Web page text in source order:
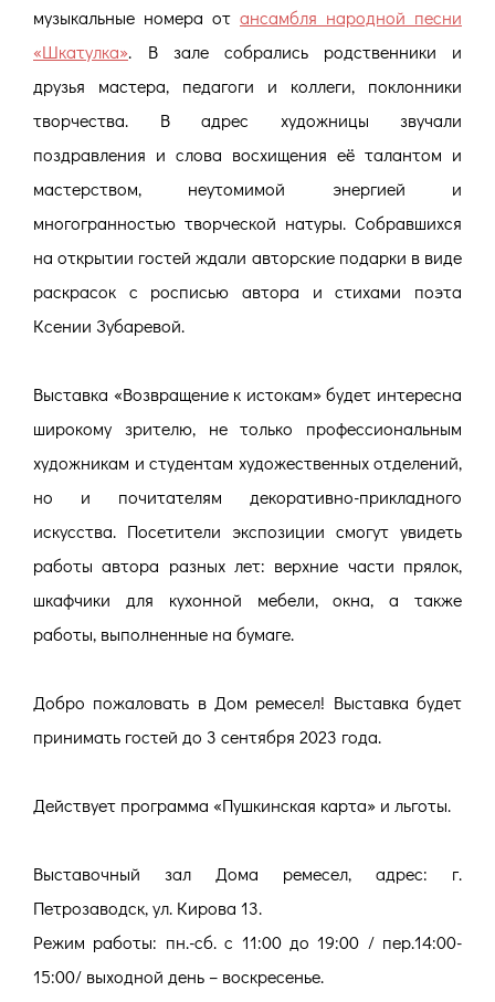
музыкальные номера от ансамбля народной песни
«Шкатулка».
В зале собрались родственники и
друзья мастера, педагоги и коллеги, поклонники
творчества. В адрес художницы звучали
поздравления и слова восхищения её талантом и
мастерством, неутомимой энергией и
многогранностью творческой натуры. Собравшихся
на открытии гостей ждали авторские подарки в виде
раскрасок с росписью автора и стихами поэта
Ксении Зубаревой.
Выставка «Возвращение к истокам» будет интересна
широкому зрителю, не только профессиональным
художникам и студентам художественных отделений,
но и почитателям декоративно-прикладного
искусства. Посетители экспозиции смогут увидеть
работы автора разных лет: верхние части прялок,
шкафчики для кухонной мебели, окна, а также
работы, выполненные на бумаге.
Добро пожаловать в Дом ремесел! Выставка будет
принимать гостей до 3 сентября 2023 года.
Действует программа «Пушкинская карта» и льготы.
Выставочный зал Дома ремесел, адрес: г.
Петрозаводск, ул. Кирова 13.
Режим работы: пн.-сб. с 11:00 до 19:00 / пер.14:00-
15:00/ выходной день – воскресенье.